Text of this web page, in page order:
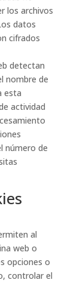
los archivos
datos
cifrados
detectan
nombre de
esta
actividad
número de
al
web o
opciones o
controlar el